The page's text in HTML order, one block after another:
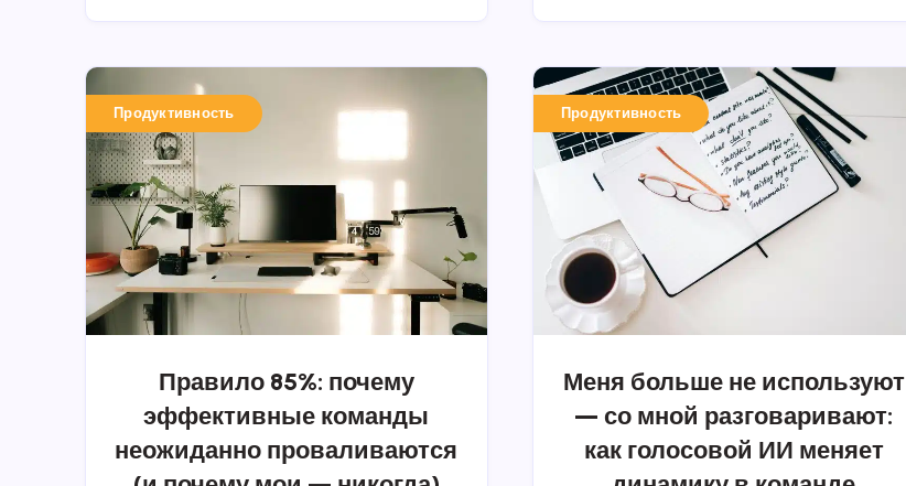
Продуктивность
Правило 85%: почему
эффективные команды
неожиданно проваливаются
Продуктивность
Меня больше не используют
— со мной разговаривают:
как голосовой ИИ меняет